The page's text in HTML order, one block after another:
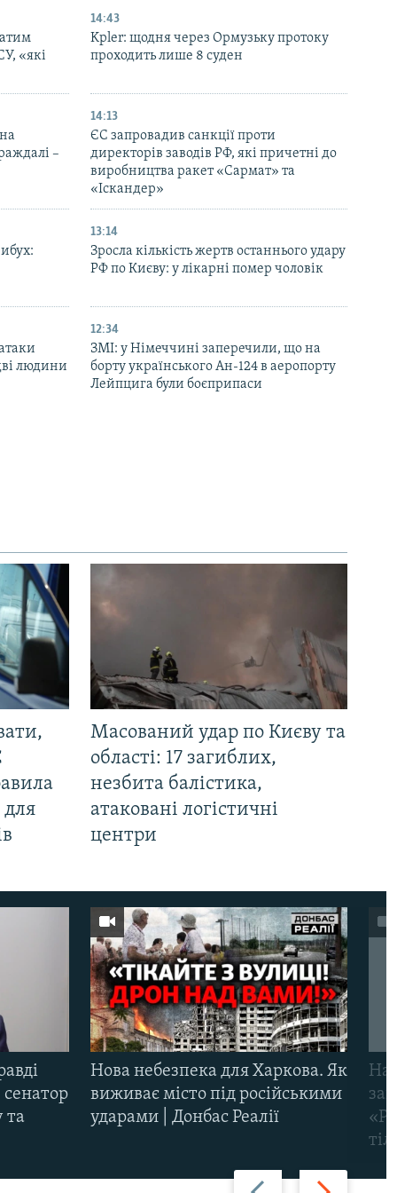
«які
14:43
Kpler: щодня через Ормузьку протоку
проходить лише 8 суден
–
14:13
ЄС запровадив санкції проти
директорів заводів РФ, які причетні до
виробництва ракет «Сармат» та
«Іскандер»
13:14
Зросла кількість жертв останнього удару
РФ по Києву: у лікарні помер чоловік
людини
12:34
ЗМІ: у Німеччині заперечили, що на
борту українського Ан-124 в аеропорту
Лейпцига були боєприпаси
для
Масований удар по Києву та
області: 17 загиблих,
незбита балістика,
атаковані логістичні
центри
Назад Вперед
та
Нова небезпека для Харкова. Як
виживає місто під російськими
ударами | Донбас Реалії